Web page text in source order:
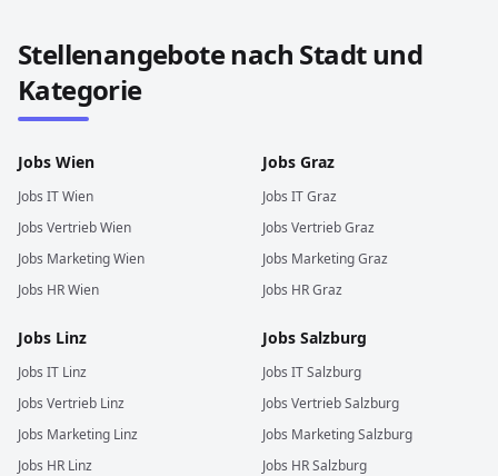
Stellenangebote nach Stadt und
Kategorie
Jobs Wien
Jobs ITWien
Jobs VertriebWien
Jobs MarketingWien
Jobs HRWien
Jobs Graz
Jobs ITGraz
Jobs VertriebGraz
Jobs MarketingGraz
Jobs HRGraz
Jobs Linz
Jobs IT Linz
Jobs Vertrieb Linz
Jobs Marketing Linz
Jobs HR Linz
Jobs Salzburg
Jobs ITSalzburg
Jobs VertriebSalzburg
Jobs MarketingSalzburg
Jobs HRSalzburg